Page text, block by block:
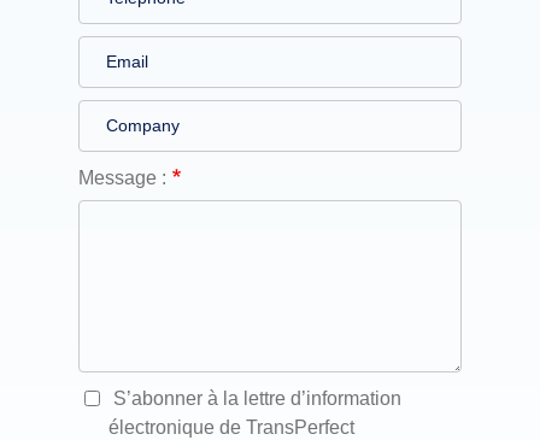
Message :
S’abonner à la lettre d’information
électronique de TransPerfect